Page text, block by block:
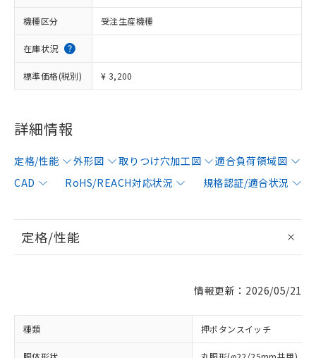
機種区分 受注生産機種
在庫状況
標準価格(税別) ¥ 3,200
詳細情報
定格/性能 外形図 取りつけ穴加工図
適合負荷領域図
CAD
RoHS/REACH対応状況 規格認証/適合状況
定格/性能
情報更新：2026/05/21
種類 押ボタンスイッチ